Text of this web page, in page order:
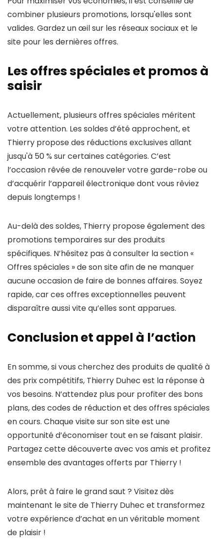
combiner plusieurs promotions, lorsqu'elles sont
valides. Gardez un œil sur les réseaux sociaux et le
site pour les dernières offres.
Les offres spéciales et promos à
saisir
Actuellement, plusieurs offres spéciales méritent
votre attention. Les soldes d’été approchent, et
Thierry propose des réductions exclusives allant
jusqu'à 50 % sur certaines catégories. C’est
l’occasion rêvée de renouveler votre garde-robe ou
d’acquérir l’appareil électronique dont vous rêviez
depuis longtemps !
Au-delà des soldes, Thierry propose également des
promotions temporaires sur des produits
spécifiques. N’hésitez pas à consulter la section «
Offres spéciales » de son site afin de ne manquer
aucune occasion de faire de bonnes affaires. Soyez
rapide, car ces offres exceptionnelles peuvent
disparaître aussi vite qu’elles sont apparues.
Conclusion et appel à l’action
En somme, si vous cherchez des produits de qualité à
des prix compétitifs, Thierry Duhec est la réponse à
vos besoins. N’attendez plus pour profiter des bons
plans, des codes de réduction et des offres spéciales
en cours. Chaque visite sur son site est une
opportunité d’économiser tout en se faisant plaisir.
Partagez cette découverte avec vos amis et profitez
ensemble des avantages offerts par Thierry !
Alors, prêt à faire le grand saut ? Visitez dès
maintenant le site de Thierry Duhec et transformez
votre expérience d’achat en un véritable moment
de plaisir !